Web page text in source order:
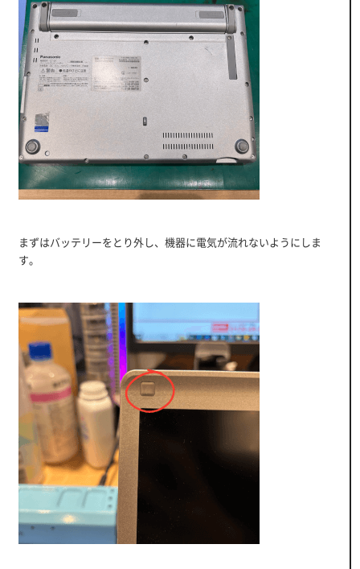
まずはバッテリーをとり外し、機器に電気が流れないようにしま
す。